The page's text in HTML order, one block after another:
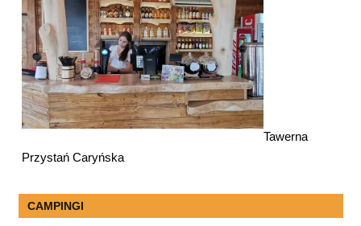
Tawerna
Przystań Caryńska
CAMPINGI